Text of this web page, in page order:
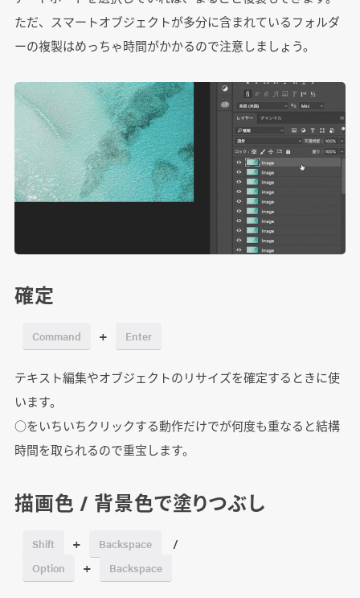
ただ、スマートオブジェクトが多分に含まれているフォルダ
ーの複製はめっちゃ時間がかかるので注意しましょう。
確定
Command + Enter
テキスト編集やオブジェクトのリサイズを確定するときに使
います。
○をいちいちクリックする動作だけでが何度も重なると結構
時間を取られるので重宝します。
描画色 / 背景色で塗りつぶし
Shift + Backspace /
Option + Backspace